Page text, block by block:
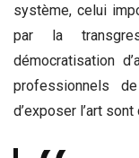
système, celui
par la
démocratisation
professionnels
d’exposer l’art